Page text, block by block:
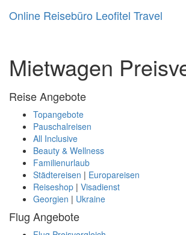
Online Reisebüro Leofitel Travel
Mietwagen
Reise Angebote
Topangebote
Pauschalreisen
All Inclusive
Beauty & Wellness
Familienurlaub
Städtereisen | Europareisen
Reiseshop | Visadienst
Georgien | Ukraine
Flug Angebote